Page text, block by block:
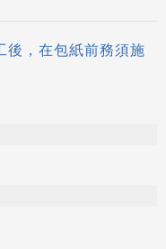
後，在包紙前務須施